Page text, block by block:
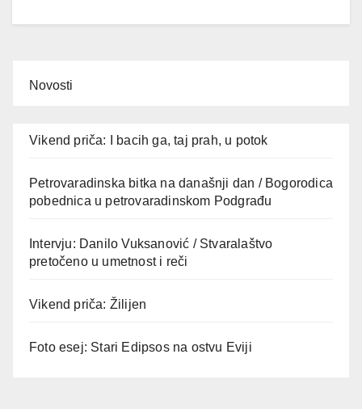
Novosti
Vikend priča: I bacih ga, taj prah, u potok
Petrovaradinska bitka na današnji dan / Bogorodica
pobednica u petrovaradinskom Podgrađu
Intervju: Danilo Vuksanović / Stvaralaštvo
pretočeno u umetnost i reči
Vikend priča: Žilijen
Foto esej: Stari Edipsos na ostvu Eviji